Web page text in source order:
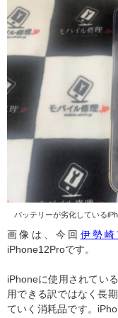
バッテリーが劣化している
画像は、今回 伊勢崎
iPhone12Proです。
iPhoneに使用されてい
用できる訳ではなく長
ていく消耗品です。